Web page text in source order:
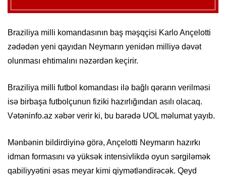
Braziliya milli komandasının baş məşqçisi Karlo Ançelotti
zədədən yeni qayıdan Neymarın yenidən milliyə dəvət
olunması ehtimalını nəzərdən keçirir.
Braziliya milli futbol komandası ilə bağlı qərarın verilməsi
isə birbaşa futbolçunun fiziki hazırlığından asılı olacaq.
Vətəninfo.az xəbər verir ki, bu barədə UOL məlumat yayıb.
Mənbənin bildirdiyinə görə, Ançelotti Neymarın hazırkı
idman formasını və yüksək intensivlikdə oyun sərgiləmək
qabiliyyətini əsas meyar kimi qiymətləndirəcək. Qeyd